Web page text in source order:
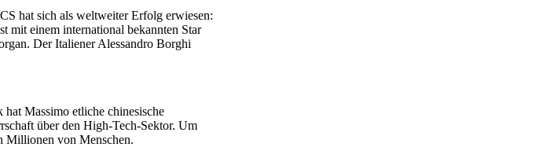
hat sich als weltweiter Erfolg erwiesen:
mit einem international bekannten Star
Der Italiener Alessandro Borghi
Massimo etliche chinesische
über den High-Tech-Sektor. Um
Millionen von Menschen.